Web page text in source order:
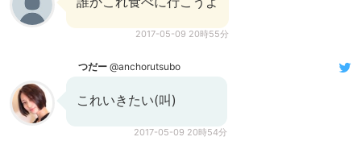
2017-05-09 20時55分
つだー @anchorutsubo
これいきたい(叫)
2017-05-09 20時54分